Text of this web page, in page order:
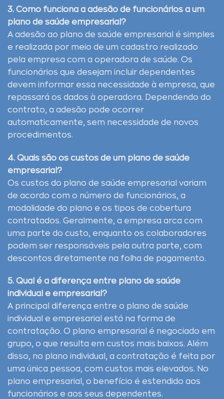
3. Como funciona a adesão de funcionários a um
plano de saúde empresarial?
A adesão ao plano de saúde empresarial é simples
e realizada por meio de um cadastro realizado
pela empresa com a operadora de saúde. Os
funcionários que desejam incluir dependentes
devem informar essa necessidade à empresa, que
repassará os dados à operadora. Dependendo do
contrato, a adesão pode ocorrer
automaticamente, sem necessidade de novos
procedimentos.
4. Quais são os custos de um plano de saúde
empresarial?
Os custos do plano de saúde empresarial variam
de acordo com o número de funcionários, a
modalidade do plano e os tipos de cobertura
contratados. Geralmente, a empresa arca com
uma parte do custo, enquanto os colaboradores
podem ser responsáveis pela outra parte, com
descontos diretamente na folha de pagamento.
5. Qual é a diferença entre plano de saúde
individual e empresarial?
A principal diferença entre o plano de saúde
individual e empresarial está na forma de
contratação. O plano empresarial é negociado em
grupo, o que resulta em custos mais baixos. Além
disso, no plano individual, a contratação é feita por
uma única pessoa, com custos mais elevados. No
plano empresarial, o benefício é estendido aos
funcionários e aos seus dependentes.